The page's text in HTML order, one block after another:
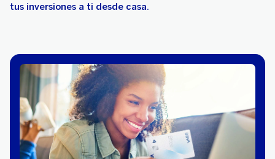
tus inversiones a ti desde casa.